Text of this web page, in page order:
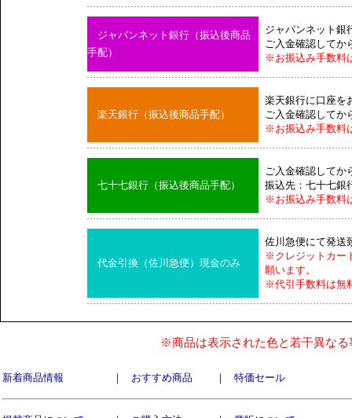
ジャパンネット銀行（振込後商品
手配）
ジャパンネット銀
ご入金確認してか
※お振込み手数料
楽天銀行（振込後商品手配）
楽天銀行に口座を
ご入金確認してか
※お振込み手数料
七十七銀行（振込後商品手配）
ご入金確認してか
振込先：七十七銀
※お振込み手数料
代金引換（佐川急便）現金のみ
佐川急便にて発送
※クレジットカー
願います。
※代引手数料は無
※商品は表示された色と若干異な
新着商品情報 ｜ おすすめ商品 ｜ 特価セール